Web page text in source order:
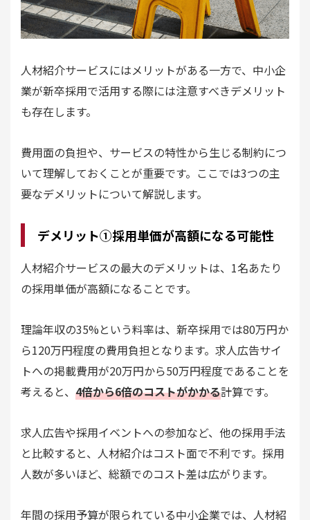
人材紹介サービスにはメリットがある一方で、中小企
業が新卒採用で活用する際には注意すべきデメリット
も存在します。
費用面の負担や、サービスの特性から生じる制約につ
いて理解しておくことが重要です。ここでは3つの主
要なデメリットについて解説します。
デメリット①採用単価が高額になる可能性
人材紹介サービスの最大のデメリットは、1名あたり
の採用単価が高額になることです。
理論年収の35%という料率は、新卒採用では80万円か
ら120万円程度の費用負担となります。求人広告サイ
トへの掲載費用が20万円から50万円程度であることを
考えると、 4倍から6倍のコストがかかる計算です。
求人広告や採用イベントへの参加など、他の採用手法
と比較すると、人材紹介はコスト面で不利です。採用
人数が多いほど、総額でのコスト差は広がります。
年間の採用予算が限られている中小企業では、人材紹